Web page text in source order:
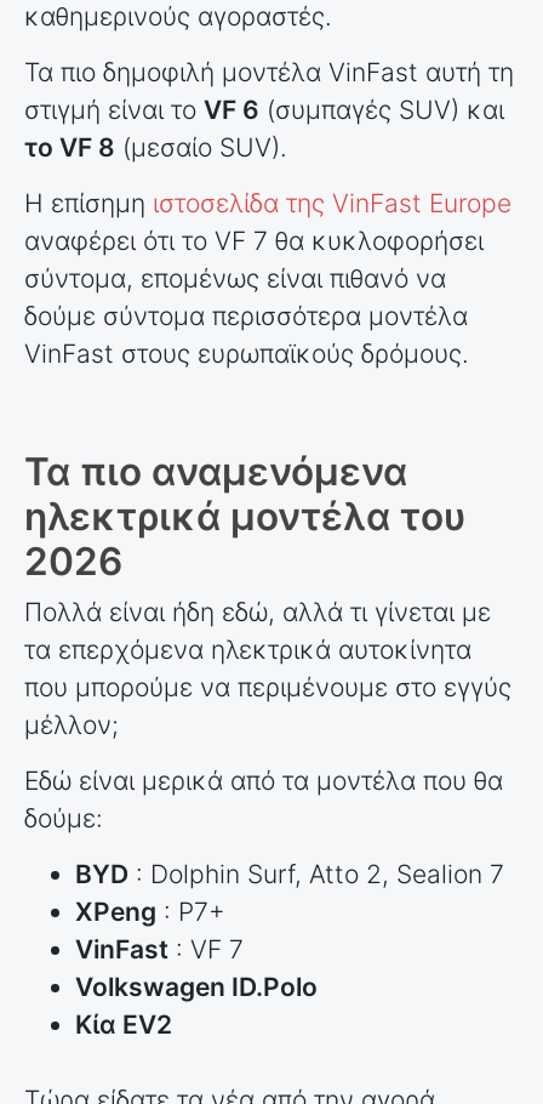
καθημερινούς αγοραστές.
Τα πιο δημοφιλή μοντέλα VinFast αυτή τη
στιγμή είναι το VF 6 (συμπαγές SUV) και
το VF 8 (μεσαίο SUV).
Η επίσημη ιστοσελίδα της VinFast Europe
αναφέρει ότι το VF 7 θα κυκλοφορήσει
σύντομα, επομένως είναι πιθανό να
δούμε σύντομα περισσότερα μοντέλα
VinFast στους ευρωπαϊκούς δρόμους.
Τα πιο αναμενόμενα
ηλεκτρικά μοντέλα του
2026
Πολλά είναι ήδη εδώ, αλλά τι γίνεται με
τα επερχόμενα ηλεκτρικά αυτοκίνητα
που μπορούμε να περιμένουμε στο εγγύς
μέλλον;
Εδώ είναι μερικά από τα μοντέλα που θα
δούμε:
BYD : Dolphin Surf, Atto 2, Sealion 7
XPeng : P7+
VinFast : VF 7
Volkswagen ID.Polo
Κία EV2